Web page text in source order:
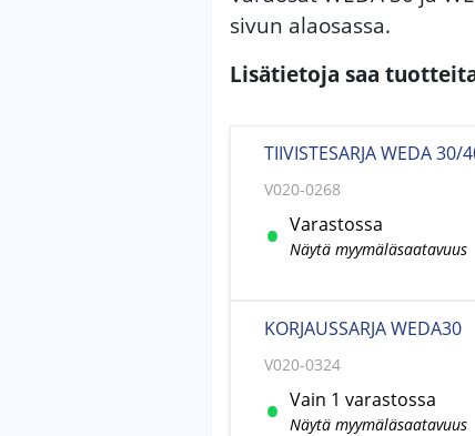
sivun alaosassa.
Lisätietoja saa
TIIVISTESARJA WEDA 30/
V020-0268
Varastossa
Näytä myymäläsaatavuus
KORJAUSSARJA WEDA30
V020-0324
Vain 1 varastossa
Näytä myymäläsaatavuus